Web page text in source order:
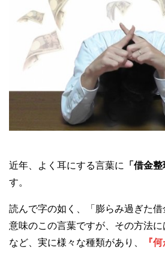
近年、よく耳にする言葉に 「借金整
す。
読んで字の如く、「膨らみ過ぎた借
意味のこの言葉ですが、その方法に
など、実に様々な種類があり、
『